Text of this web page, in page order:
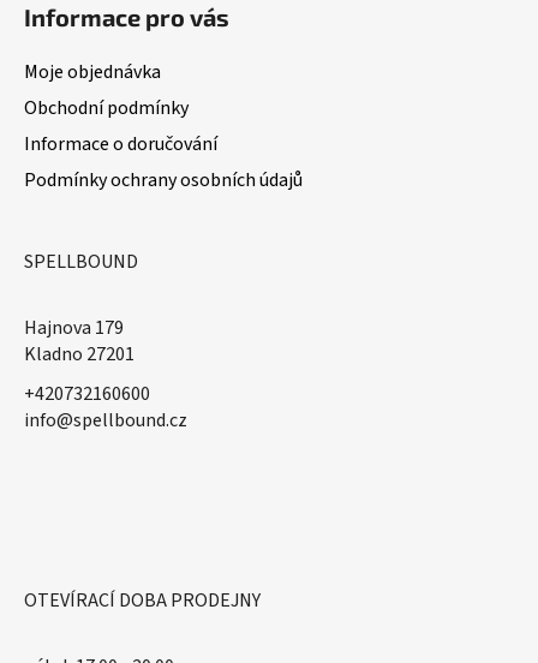
Informace pro vás
Moje objednávka
Obchodní podmínky
Informace o doručování
Podmínky ochrany osobních údajů
SPELLBOUND
Hajnova 179
Kladno 27201
+420732160600
​info@spellbound.cz
OTEVÍRACÍ DOBA PRODEJNY